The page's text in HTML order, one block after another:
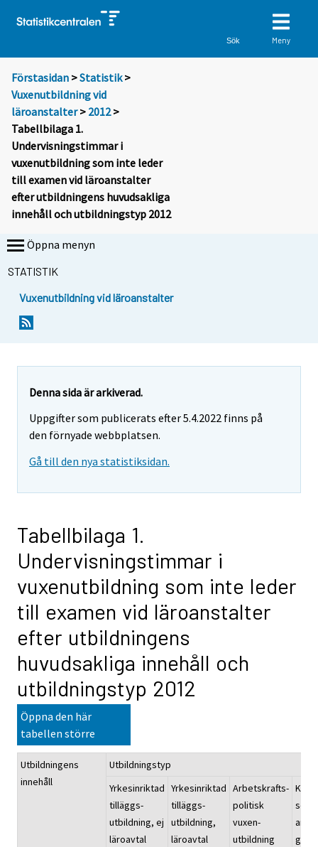
Sök Meny
Förstasidan >Statistik >
Vuxenutbildning vid
läroanstalter> 2012>
Tabellbilaga 1.
Undervisningstimmar i
vuxenutbildning som inte leder
till examen vid läroanstalter
efter utbildningens huvudsakliga
innehåll och utbildningstyp 2012
Öppna menyn
STATISTIK
Vuxenutbildning vid läroanstalter
Denna sida är arkiverad.
Uppgifter som publicerats efter 5.4.2022 finns på
den förnyade webbplatsen.
Gå till den nya statistiksidan.
Tabellbilaga 1.
Undervisningstimmar i
vuxenutbildning som inte leder
till examen vid läroanstalter
efter utbildningens
huvudsakliga innehåll och
utbildningstyp 2012
Öppna den här
tabellen större
Utbildningens
innehåll
Utbildningstyp
Yrkesinriktad
tilläggs-
utbildning, ej
läroavtal
Yrkesinriktad
tilläggs-
utbildning,
läroavtal
Arbetskrafts-
politisk
vuxen-
utbildning
som